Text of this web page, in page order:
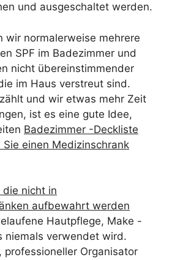
und ausgeschaltet werden.
wir normalerweise mehrere
SPF im Badezimmer und
nicht übereinstimmender
im Haus verstreut sind.
und wir etwas mehr Zeit
ist es eine gute Idee,
Badezimmer -Deckliste
Sie einen Medizinschrank
die nicht in
aufbewahrt werden
Hautpflege, Make -
niemals verwendet wird.
professioneller Organisator